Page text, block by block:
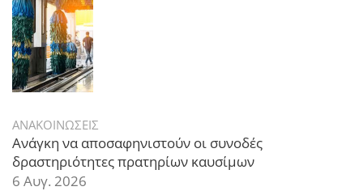
ΑΝΑΚΟΙΝΩΣΕΙΣ
Ανάγκη να αποσαφηνιστούν οι συνοδές
δραστηριότητες πρατηρίων καυσίμων
6 Αυγ. 2026